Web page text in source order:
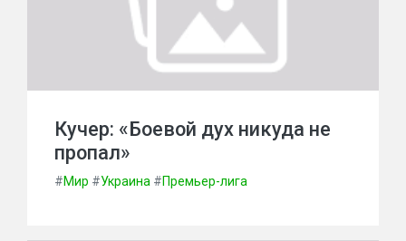
Кучер: «Боевой дух никуда не
пропал»
#Мир #Украина #Премьер-лига